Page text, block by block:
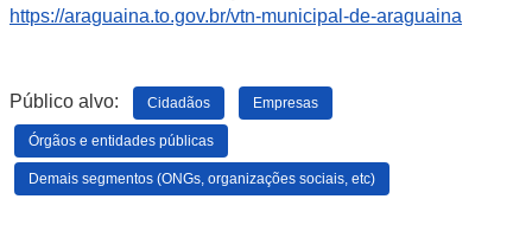
https://araguaina.to.gov.br/vtn-municipal-de-araguaina
Público alvo: Cidadãos Empresas
Órgãos e entidades públicas
Demais segmentos (ONGs, organizações sociais, etc)